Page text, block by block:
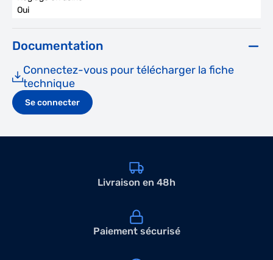
Oui
Documentation
Connectez-vous pour télécharger la fiche
technique
Se connecter
Livraison en 48h
Paiement sécurisé